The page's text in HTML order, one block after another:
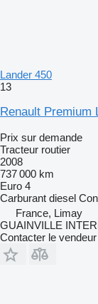
Lander 450
13
Renault Premium
Prix sur demande
Tracteur routier
2008
737 000 km
Euro 4
Carburant diesel
France, Limay
GUAINVILLE
Contacter le vendeur